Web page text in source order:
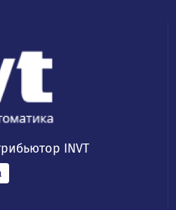
INVT